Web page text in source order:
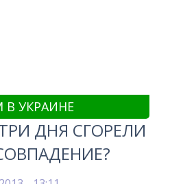
В УКРАИНЕ
ДНЯ СГОРЕЛИ